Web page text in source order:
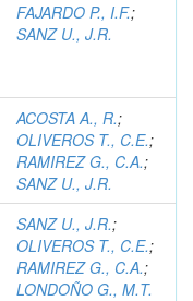
FAJARDO P., I.F.;
SANZ U., J.R.
ACOSTA A., R.;
OLIVEROS T., C.E.;
RAMIREZ G., C.A.;
SANZ U., J.R.
SANZ U., J.R.;
OLIVEROS T., C.E.;
RAMIREZ G., C.A.;
LONDOÑO G., M.T.